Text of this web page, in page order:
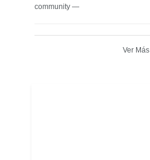
community —
Ver Más